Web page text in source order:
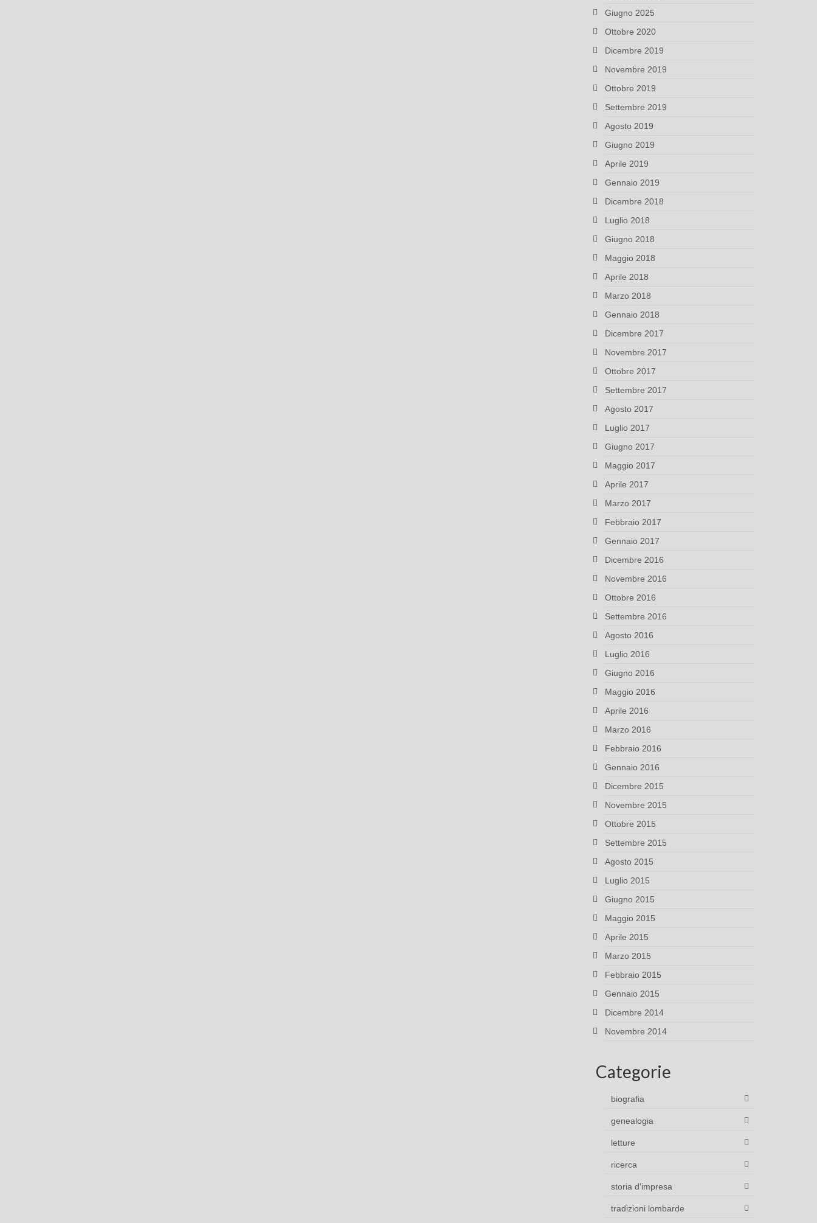
Giugno 2025
Ottobre 2020
Dicembre 2019
Novembre 2019
Ottobre 2019
Settembre 2019
Agosto 2019
Giugno 2019
Aprile 2019
Gennaio 2019
Dicembre 2018
Luglio 2018
Giugno 2018
Maggio 2018
Aprile 2018
Marzo 2018
Gennaio 2018
Dicembre 2017
Novembre 2017
Ottobre 2017
Settembre 2017
Agosto 2017
Luglio 2017
Giugno 2017
Maggio 2017
Aprile 2017
Marzo 2017
Febbraio 2017
Gennaio 2017
Dicembre 2016
Novembre 2016
Ottobre 2016
Settembre 2016
Agosto 2016
Luglio 2016
Giugno 2016
Maggio 2016
Aprile 2016
Marzo 2016
Febbraio 2016
Gennaio 2016
Dicembre 2015
Novembre 2015
Ottobre 2015
Settembre 2015
Agosto 2015
Luglio 2015
Giugno 2015
Maggio 2015
Aprile 2015
Marzo 2015
Febbraio 2015
Gennaio 2015
Dicembre 2014
Novembre 2014
Categorie
biografia
genealogia
letture
ricerca
storia d'impresa
tradizioni lombarde